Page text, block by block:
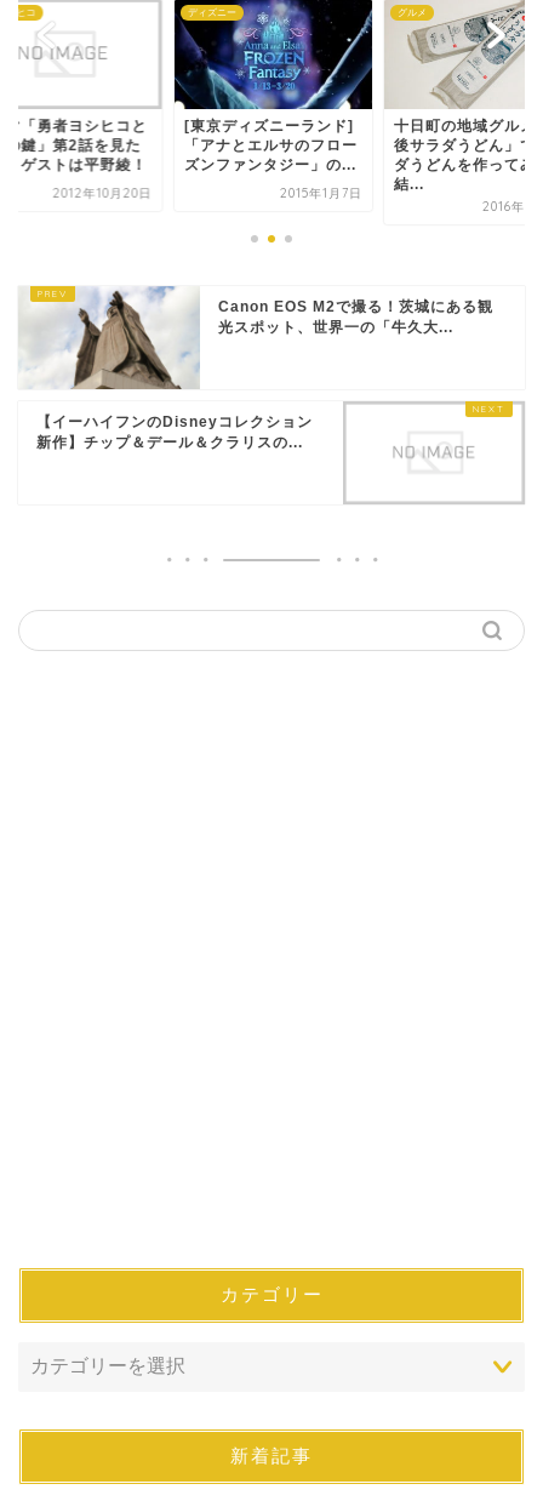
シヒコ
マ「勇者ヨシヒコと
の鍵」第2話を見た
ゲストは平野綾！
2012年10月20日
ディズニー
[東京ディズニーランド]
「アナとエルサのフロー
ズンファンタジー」の...
2015年1月7日
グルメ
十日町の地域グルメ
後サラダうどん」で
ダうどんを作ってみ
結...
2016年3
Canon EOS M2で撮る！茨城にある観
光スポット、世界一の「牛久大...
【イーハイフンのDisneyコレクション
新作】チップ＆デール＆クラリスの...
カテゴリー
新着記事